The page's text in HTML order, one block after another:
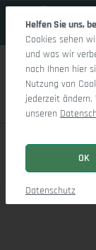
Marco Aho gr
Bildergalerie
Helfen Sie uns,
Cookies sehen
und was wir
nach Ihnen hier
Nutzung von
jederzeit
unseren
OK
Datenschutz